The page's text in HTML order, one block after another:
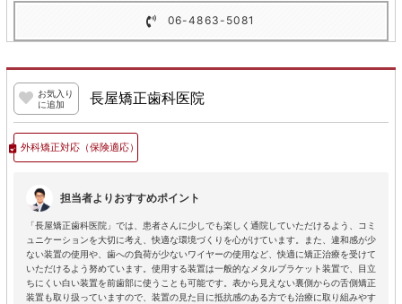
06-4863-5081
お気入り
に追加
長屋矯正歯科医院
外科矯正対応（保険適応）
担当者よりおすすめポイント
「長屋矯正歯科医院」では、患者さんに少しでも楽しく通院していただけるよう、コミ
ュニケーションを大切に考え、快適な環境づくりを心がけています。また、違和感が少
ない装置の使用や、歯への負荷が少ないワイヤーの使用など、快適に矯正治療を受けて
いただけるよう努めています。使用する装置は一般的なメタルブラケット装置で、目立
ちにくい白い装置を前歯部に使うことも可能です。表から見えない裏側からの舌側矯正
装置も取り扱っていますので、装置の見た目に抵抗感のある方でも治療に取り組みやす